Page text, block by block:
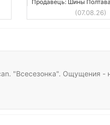
Продавець: Шины Полтава
(07.08.26)
"Всесезонка". Ощущения